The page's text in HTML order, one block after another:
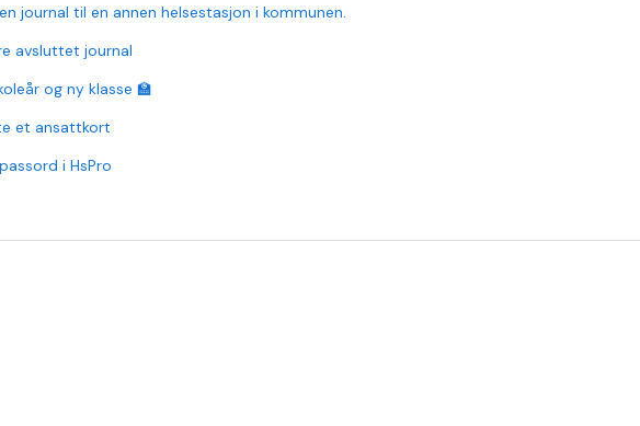
journal til en annen helsestasjon i kommunen.
avsluttet journal
og ny klasse 🏫
et ansattkort
i HsPro